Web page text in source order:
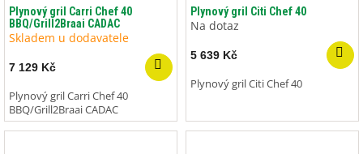
Plynový gril Carri Chef 40
BBQ/Grill2Braai CADAC
Skladem u dodavatele
7 129 Kč
Plynový gril Carri Chef 40
BBQ/Grill2Braai CADAC
Plynový gril Citi Chef 40
Na dotaz
5 639 Kč
Plynový gril Citi Chef 40